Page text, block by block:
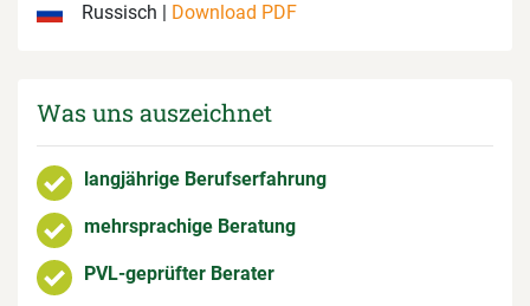
Russisch |
Download PDF
Was uns auszeichnet
langjährige Berufserfahrung
mehrsprachige Beratung
PVL-geprüfter Berater